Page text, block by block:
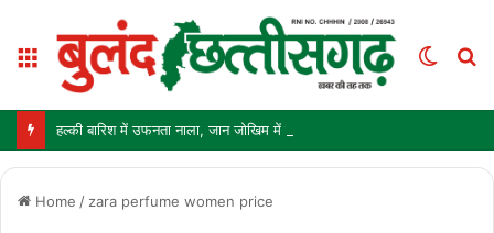
Menu
Switch
Home / zara perfume women price